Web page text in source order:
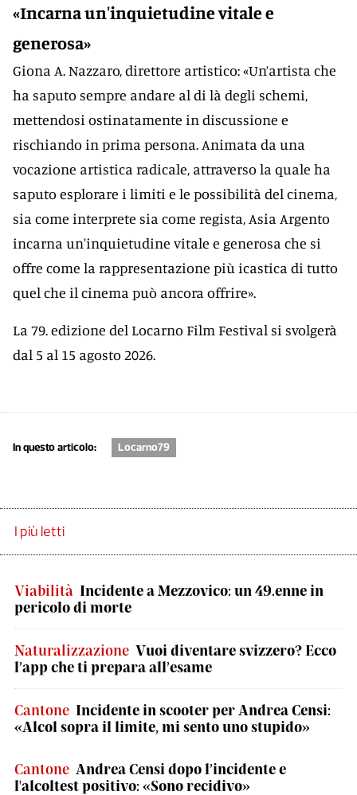
«Incarna un'inquietudine vitale e
generosa»
Giona A. Nazzaro, direttore artistico: «Un’artista che
ha saputo sempre andare al di là degli schemi,
mettendosi ostinatamente in discussione e
rischiando in prima persona. Animata da una
vocazione artistica radicale, attraverso la quale ha
saputo esplorare i limiti e le possibilità del cinema,
sia come interprete sia come regista, Asia Argento
incarna un'inquietudine vitale e generosa che si
offre come la rappresentazione più icastica di tutto
quel che il cinema può ancora offrire».
La 79. edizione del Locarno Film Festival si svolgerà
dal 5 al 15 agosto 2026.
In questo articolo: Locarno79
I più letti
Viabilità Incidente a Mezzovico: un 49.enne in
pericolo di morte
Naturalizzazione Vuoi diventare svizzero? Ecco
l’app che ti prepara all’esame
Cantone Incidente in scooter per Andrea Censi:
«Alcol sopra il limite, mi sento uno stupido»
Cantone Andrea Censi dopo l’incidente e
l'alcoltest positivo: «Sono recidivo»